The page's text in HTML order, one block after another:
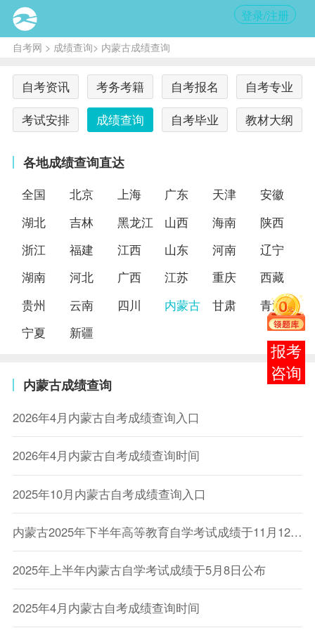
登录/注册
自考网 > 成绩查询> 内蒙古成绩查询
自考资讯 考务考籍 自考报名
自考专业
考试安排
成绩查询 自考毕业 教材大纲
各地成绩查询直达
全国 北京 上海 广东 天津
安徽
湖北
吉林 黑龙江 山西 海南
陕西
浙江
福建 江西 山东 河南
辽宁
湖南
河北 广西 江苏 重庆
西藏
贵州
云南 四川 内蒙古 甘肃
青海
宁夏
新疆
内蒙古成绩查询
2026年4月内蒙古自考成绩查询入口
2026年4月内蒙古自考成绩查询时间
2025年10月内蒙古自考成绩查询入口
内蒙古2025年下半年高等教育自学考试成绩于11月12日公布
2025年上半年内蒙古自学考试成绩于5月8日公布
2025年4月内蒙古自考成绩查询时间
报考
咨询